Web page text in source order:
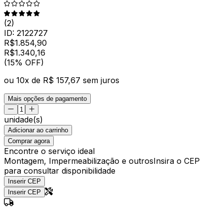
(2)
ID: 2122727
R$1.854,90
R$1.340,16
(15% OFF)
ou 10x de R$ 157,67 sem juros
Mais opções de pagamento
unidade(s)
Adicionar ao carrinho
Comprar agora
Encontre o serviço ideal
Montagem, Impermeabilização e outrosInsira o CEP
para consultar disponibilidade
Inserir CEP
Inserir CEP